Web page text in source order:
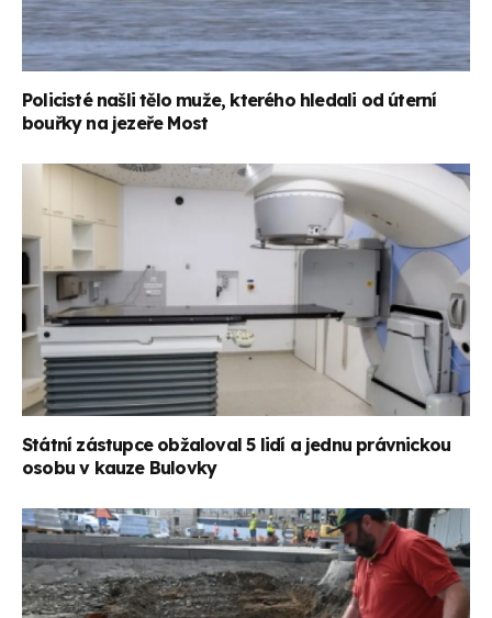
Policisté našli tělo muže, kterého hledali od úterní
bouřky na jezeře Most
Státní zástupce obžaloval 5 lidí a jednu právnickou
osobu v kauze Bulovky